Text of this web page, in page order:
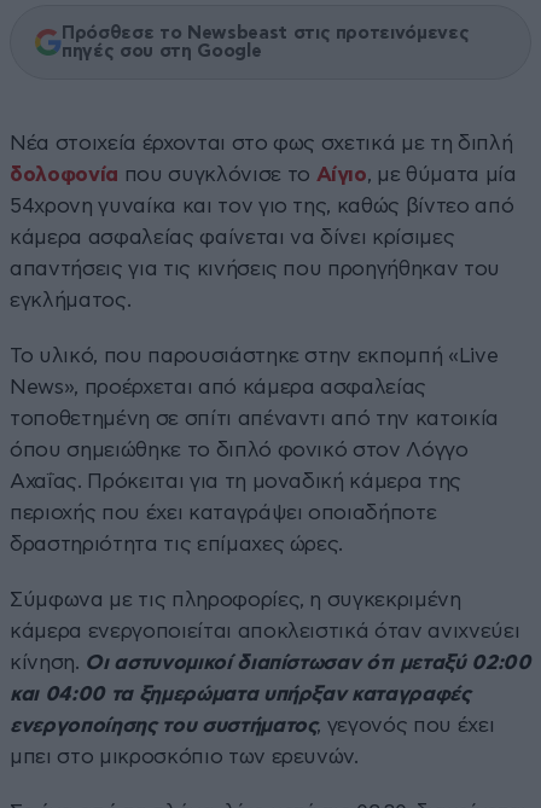
Πρόσθεσε το Newsbeast στις προτεινόμενες
πηγές σου στη Google
Νέα στοιχεία έρχονται στο φως σχετικά με τη διπλή
δολοφονία που συγκλόνισε το Αίγιο, με θύματα μία
54χρονη γυναίκα και τον γιο της, καθώς βίντεο από
κάμερα ασφαλείας φαίνεται να δίνει κρίσιμες
απαντήσεις για τις κινήσεις που προηγήθηκαν του
εγκλήματος.
Το υλικό, που παρουσιάστηκε στην εκπομπή «Live
News», προέρχεται από κάμερα ασφαλείας
τοποθετημένη σε σπίτι απέναντι από την κατοικία
όπου σημειώθηκε το διπλό φονικό στον Λόγγο
Αχαΐας. Πρόκειται για τη μοναδική κάμερα της
περιοχής που έχει καταγράψει οποιαδήποτε
δραστηριότητα τις επίμαχες ώρες.
Σύμφωνα με τις πληροφορίες, η συγκεκριμένη
κάμερα ενεργοποιείται αποκλειστικά όταν ανιχνεύει
κίνηση. Οι αστυνομικοί διαπίστωσαν ότι μεταξύ 02:00
και 04:00 τα ξημερώματα υπήρξαν καταγραφές
ενεργοποίησης του συστήματος, γεγονός που έχει
μπει στο μικροσκόπιο των ερευνών.